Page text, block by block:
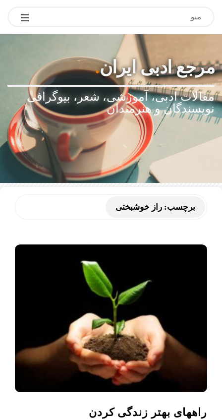
منو
مرجع ادبی ایران.
مقالات ادبی، آموزشی، شعر، بیوگرافی
نویسندگان و هنرمندان
برچسب: راز خوشبختی
راههای بهتر زندگی کردن